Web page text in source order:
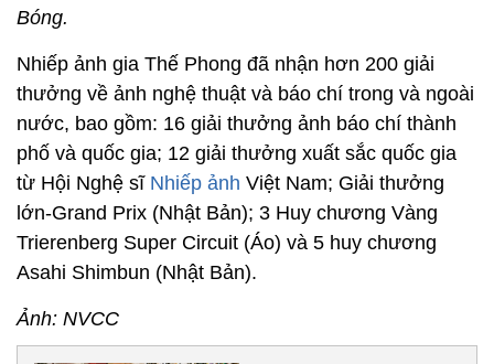
Bóng.
Nhiếp ảnh gia Thế Phong đã nhận hơn 200 giải
thưởng về ảnh nghệ thuật và báo chí trong và ngoài
nước, bao gồm: 16 giải thưởng ảnh báo chí thành
phố và quốc gia; 12 giải thưởng xuất sắc quốc gia
từ Hội Nghệ sĩ Nhiếp ảnh Việt Nam; Giải thưởng
lớn-Grand Prix (Nhật Bản); 3 Huy chương Vàng
Trierenberg Super Circuit (Áo) và 5 huy chương
Asahi Shimbun (Nhật Bản).
Ảnh: NVCC